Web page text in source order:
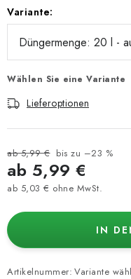
Variante:
Wählen Sie eine Variante
Lieferoptionen
ab 5,99 € bis zu –23 %
ab 5,99 €
ab 5,03 € ohne MwSt.
IN
Artikelnummer: Variante